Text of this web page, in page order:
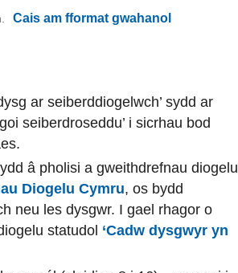
Cais am fformat gwahanol
ar seiberddiogelwch’ sydd ar
seiberdroseddu’ i sicrhau bod
â pholisi a gweithdrefnau diogelu
Diogelu Cymru, os bydd
neu les dysgwr. I gael rhagor o
statudol ‘Cadw dysgwyr yn